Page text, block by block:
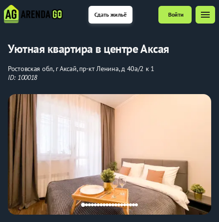
Сдать жильё Войти menu
Уютная квартира в центре Аксая
Ростовская обл, г Аксай, пр-кт Ленина, д 40а/2 к 1
ID: 100018